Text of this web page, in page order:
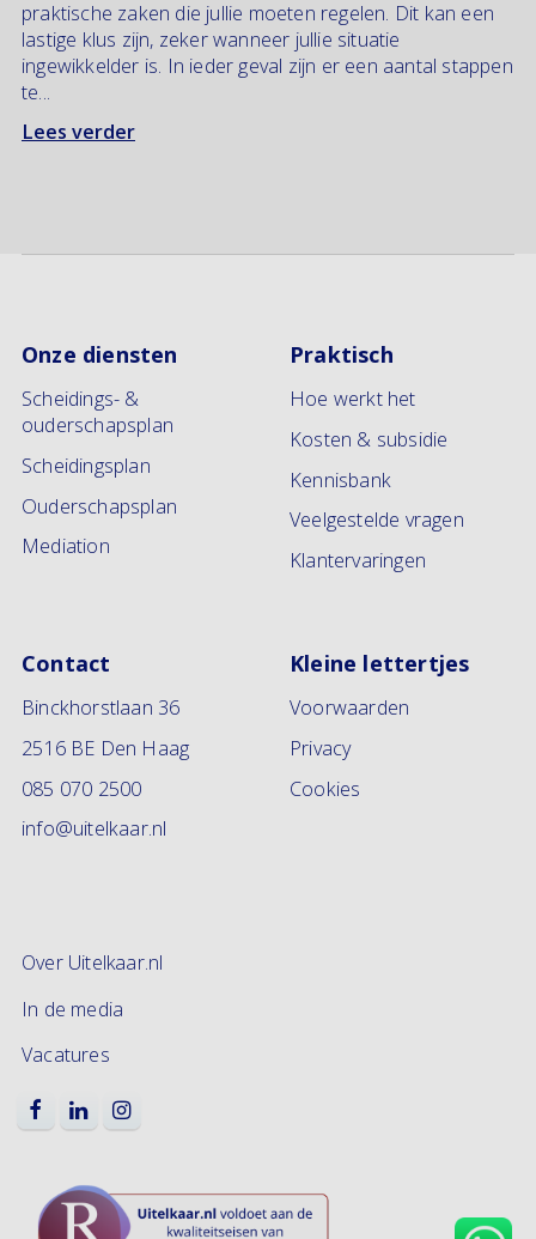
praktische zaken die jullie moeten regelen. Dit kan een
lastige klus zijn, zeker wanneer jullie situatie
ingewikkelder is. In ieder geval zijn er een aantal stappen
te...
Lees verder
Onze diensten
Scheidings- &
ouderschapsplan
Scheidingsplan
Ouderschapsplan
Mediation
Praktisch
Hoe werkt het
Kosten & subsidie
Kennisbank
Veelgestelde vragen
Klantervaringen
Contact
Binckhorstlaan 36
2516 BE Den Haag
085 070 2500
info@uitelkaar.nl
Kleine lettertjes
Voorwaarden
Privacy
Cookies
Over Uitelkaar.nl
In de media
Vacatures